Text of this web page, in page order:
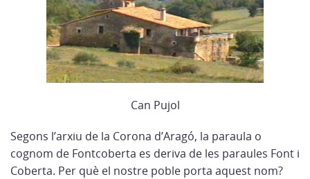
Can Pujol
Segons l’arxiu de la Corona d’Aragó, la paraula o
cognom de Fontcoberta es deriva de les paraules Font i
Coberta. Per què el nostre poble porta aquest nom?